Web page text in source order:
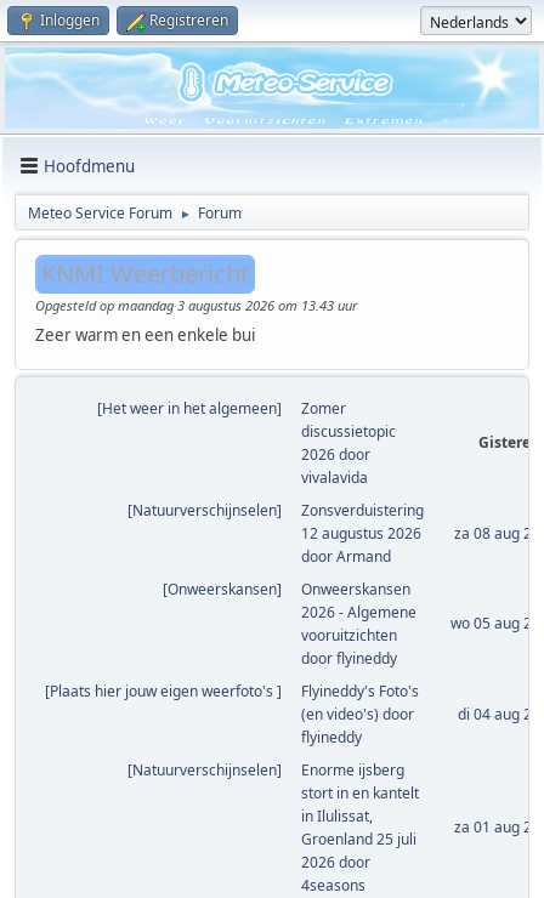
Inloggen Registreren
Hoofdmenu
Meteo Service Forum ► Forum
KNMI Weerbericht
Opgesteld op maandag 3 augustus 2026 om 13.43 uur
Zeer warm en een enkele bui
[Het weer in het algemeen]
Zomer
discussietopic
2026door
vivalavida
Gisteren
[Natuurverschijnselen]
Zonsverduistering
12 augustus 2026
doorArmand
za 08 aug
[Onweerskansen]
Onweerskansen
2026 - Algemene
vooruitzichten
doorflyineddy
wo 05 aug
[Plaats hier jouw eigen weerfoto's ]
Flyineddy's Foto's
(en video's) door
flyineddy
di 04 aug
[Natuurverschijnselen]
Enorme ijsberg
stort in en kantelt
in Ilulissat,
Groenland 25 juli
2026door
4seasons
za 01 aug